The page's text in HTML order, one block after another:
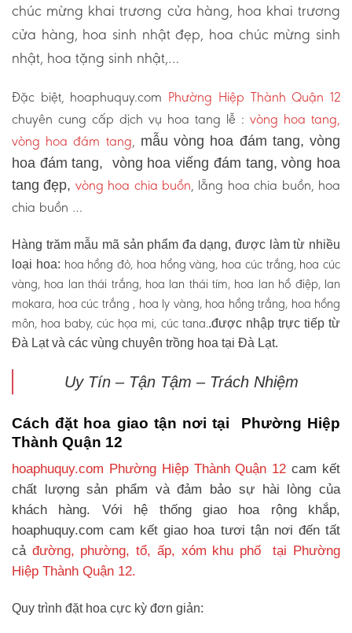
chúc mừng khai trương cửa hàng, hoa khai trương
cửa hàng, hoa sinh nhật đẹp, hoa chúc mừng sinh
nhật, hoa tặng sinh nhật,…
Đặc biệt, hoaphuquy.com Phường Hiệp Thành Quận 12
chuyên cung cấp dịch vụ hoa tang lễ : vòng hoa tang,
vòng hoa đám tang, mẫu vòng hoa đám tang, vòng
hoa đám tang, vòng hoa viếng đám tang, vòng hoa
tang đẹp, vòng hoa chia buồn, lẵng hoa chia buồn, hoa
chia buồn …
Hàng trăm mẫu mã sản phẩm đa dạng, được làm từ nhiều
loại hoa: hoa hồng đỏ, hoa hồng vàng, hoa cúc trắng, hoa cúc
vàng, hoa lan thái trắng, hoa lan thái tím, hoa lan hồ điệp, lan
mokara, hoa cúc trắng , hoa ly vàng, hoa hồng trắng, hoa hồng
môn, hoa baby, cúc họa mi, cúc tana..được nhập trực tiếp từ
Đà Lạt và các vùng chuyên trồng hoa tại Đà Lạt.
Uy Tín – Tận Tậm – Trách Nhiệm
Cách đặt hoa giao tận nơi tại Phường Hiệp
Thành Quận 12
hoaphuquy.com Phường Hiệp Thành Quận 12 cam kết
chất lượng sản phẩm và đảm bảo sự hài lòng của
khách hàng. Với hệ thống giao hoa rộng khắp,
hoaphuquy.com cam kết giao hoa tươi tận nơi đến tất
cả đường, phường, tổ, ấp, xóm khu phố tại Phường
Hiệp Thành Quận 12.
Quy trình đặt hoa cực kỳ đơn giản: